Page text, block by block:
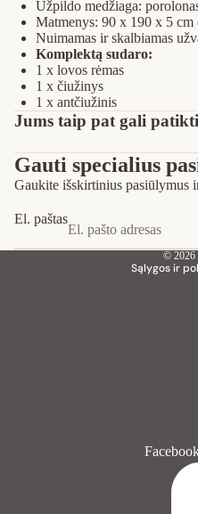
Užpildo medžiaga:
Matmenys: 90 x 190 x 5
Nuimamas ir skalbiamas
Komplektą sudaro:
1 x lovos rėmas
1 x čiužinys
1 x antčiužinis
Jums taip pat gali patikti
Gauti specialius
Gaukite išskirtinius pasiūlymus
El. paštas
© 2026
Sąlygos ir
Privatumo strategija
Paslaugų teikimo sąlygos
Siuntimo politika
Teisinis pranešimas